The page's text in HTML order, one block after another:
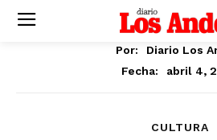
Por:
Diario Los
Fecha:
abril 4,
CULTURA